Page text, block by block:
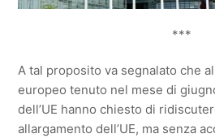
***
A tal proposito va segnalato che
europeo tenuto nel mese di
dell’UE hanno chiesto di
allargamento dell’UE, ma senza